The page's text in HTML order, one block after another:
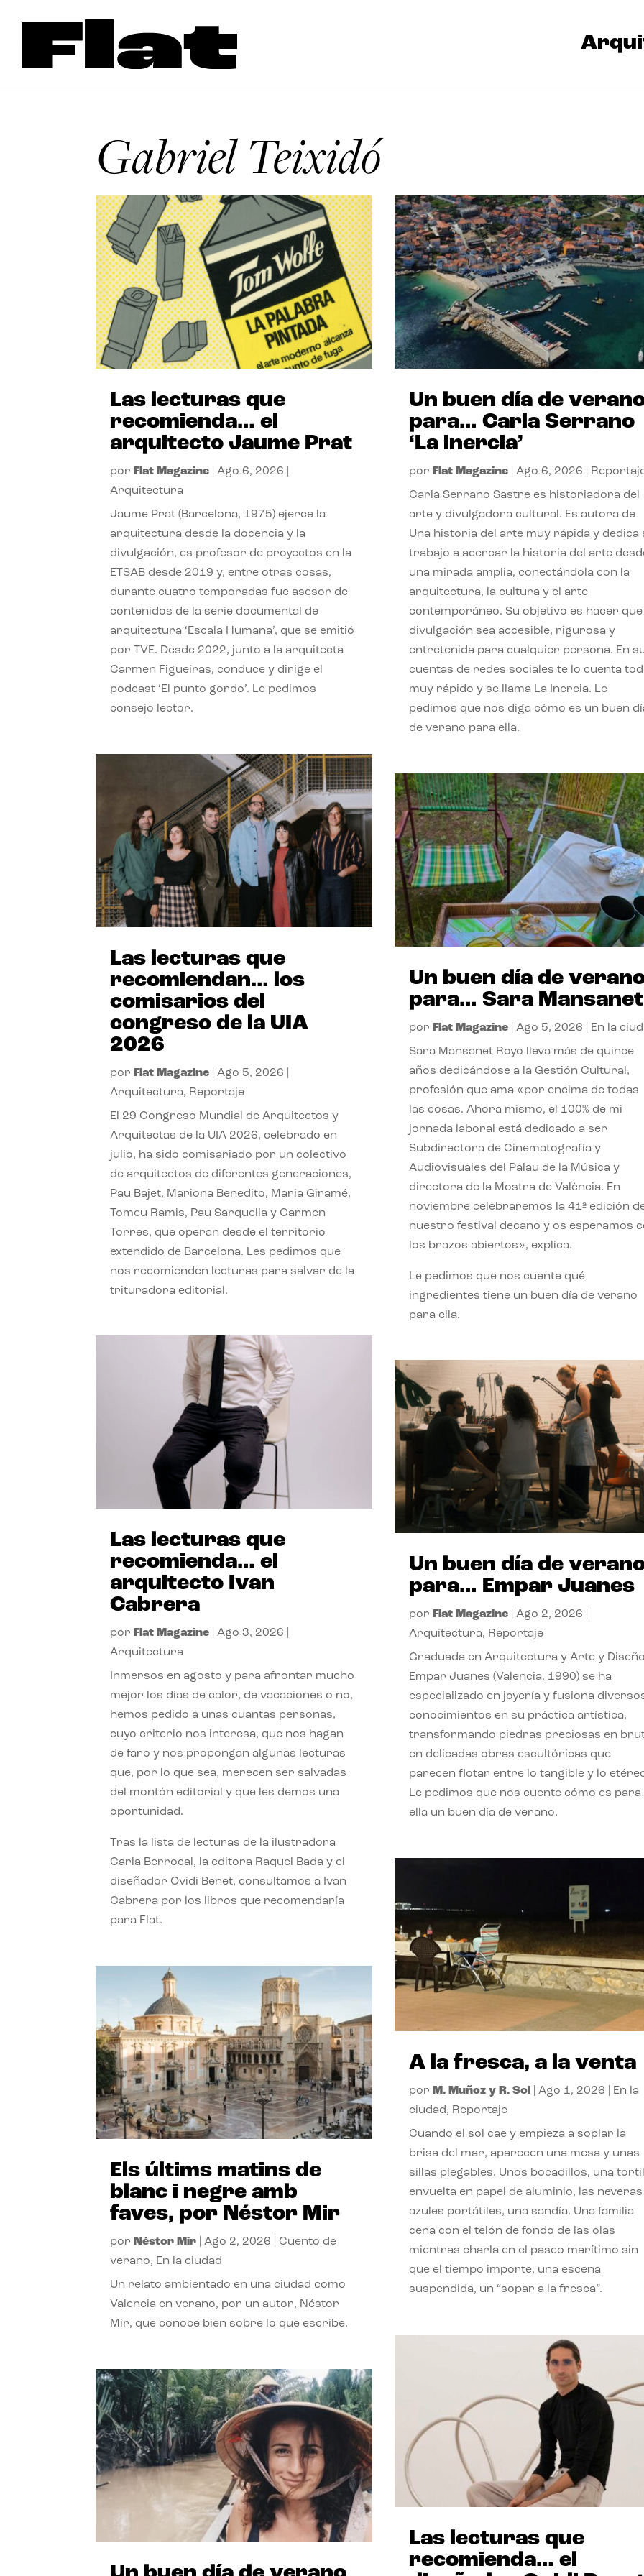
Gabriel Teixidó
Las lecturas que
recomienda… el
arquitecto Jaume Prat
por Flat Magazine |Ago 6, 2026
Arquitectura
Jaume Prat (Barcelona, 1975) ejerce la
arquitectura desde la docencia y la
divulgación, es profesor de proyectos en la
ETSAB desde 2019 y, entre otras cosas,
durante cuatro temporadas fue asesor de
contenidos de la serie documental de
arquitectura ‘Escala Humana’, que se emitió
por TVE. Desde 2022, junto a la arquitecta
Carmen Figueiras, conduce y dirige el
podcast ‘El punto gordo’. Le pedimos
consejo lector.
Las lecturas que
recomiendan… los
comisarios del
congreso de la UIA
2026
por Flat Magazine |Ago 5, 2026
Arquitectura, Reportaje
El 29 Congreso Mundial de Arquitectos y
Arquitectas de la UIA 2026, celebrado en
julio, ha sido comisariado por un colectivo
de arquitectos de diferentes generaciones,
Pau Bajet, Mariona Benedito, Maria Giramé,
Tomeu Ramis, Pau Sarquella y Carmen
Torres, que operan desde el territorio
extendido de Barcelona. Les pedimos que
nos recomienden lecturas para salvar de la
trituradora editorial.
Las lecturas que
recomienda… el
arquitecto Ivan
Cabrera
por Flat Magazine |Ago 3, 2026
Arquitectura
Inmersos en agosto y para afrontar mucho
mejor los días de calor, de vacaciones o no,
hemos pedido a unas cuantas personas,
cuyo criterio nos interesa, que nos hagan
de faro y nos propongan algunas lecturas
que, por lo que sea, merecen ser salvadas
del montón editorial y que les demos una
oportunidad.
Tras la lista de lecturas de la ilustradora
Carla Berrocal, la editora Raquel Bada y el
diseñador Ovidi Benet, consultamos a Ivan
Cabrera por los libros que recomendaría
para Flat.
Els últims matins de
blanc i negre amb
faves, por Néstor Mir
por Néstor Mir |Ago 2, 2026 |Cuento de
verano, En la ciudad
Un relato ambientado en una ciudad como
Valencia en verano, por un autor, Néstor
Mir, que conoce bien sobre lo que escribe.
Un buen día de
para… Carla Serrano
‘La inercia’
por Flat Magazine| Ago 6, 2026
Carla Serrano Sastre es historiadora del
arte y divulgadora cultural. Es autora de
Una historia del arte muy rápida y dedica
trabajo a acercar la historia del arte
una mirada amplia, conectándola con la
arquitectura, la cultura y el arte
contemporáneo. Su objetivo es hacer que
divulgación sea accesible, rigurosa y
entretenida para cualquier persona. En
cuentas de redes sociales te lo cuenta
muy rápido y se llama La Inercia. Le
pedimos que nos diga cómo es un buen
de verano para ella.
Un buen día de
para… Sara Mansanet
por Flat Magazine| Ago 5, 2026 En la
Sara Mansanet Royo lleva más de quince
años dedicándose a la Gestión Cultural,
profesión que ama «por encima de todas
las cosas. Ahora mismo, el 100% de mi
jornada laboral está dedicado a ser
Subdirectora de Cinematografía y
Audiovisuales del Palau de la Música y
directora de la Mostra de València. En
noviembre celebraremos la 41ª edición
nuestro festival decano y os esperamos
los brazos abiertos», explica.
Le pedimos que nos cuente qué
ingredientes tiene un buen día de verano
para ella.
Un buen día de
para… Empar Juanes
por Flat Magazine| Ago 2, 2026
Arquitectura, Reportaje
Graduada en Arquitectura y Arte y
Empar Juanes (Valencia, 1990) se ha
especializado en joyería y fusiona
conocimientos en su práctica artística,
transformando piedras preciosas en
en delicadas obras escultóricas que
parecen flotar entre lo tangible y lo
Le pedimos que nos cuente cómo es para
ella un buen día de verano.
A la fresca, a la venta
por M. Muñoz y R. Sol Ago 1, 2026
En la
ciudad, Reportaje
Cuando el sol cae y empieza a soplar la
brisa del mar, aparecen una mesa y unas
sillas plegables. Unos bocadillos, una
envuelta en papel de aluminio, las neveras
azules portátiles, una sandía. Una familia
cena con el telón de fondo de las olas
mientras charla en el paseo marítimo sin
que el tiempo importe, una escena
suspendida, un “sopar a la fresca”.
Las lecturas que
recomienda… el